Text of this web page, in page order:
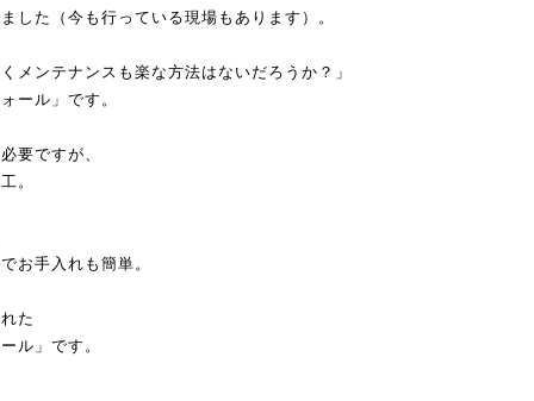
した（今も行っている現場もあります）。
メンテナンスも楽な方法はないだろうか？」
ール」です。
要ですが、
。
お手入れも簡単。
た
ル」です。